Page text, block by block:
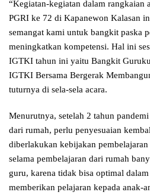
“Kegiatan-kegiatan dalam
PGRI ke 72 di Kapanewon Kalasan
semangat kami untuk bangkit paska
meningkatkan kompetensi. Hal ini
IGTKI tahun ini yaitu Bangkit
IGTKI Bersama Bergerak
tuturnya di sela-sela acara.
Menurutnya, setelah 2 tahun
dari rumah, perlu penyesuaian
diberlakukan kebijakan
selama pembelajaran dari rumah
guru, karena tidak bisa optimal
memberikan pelajaran kepada anak-